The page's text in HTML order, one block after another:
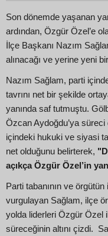
Son dönemde yaşanan
ardından, Özgür Özel’e
İlçe Başkanı Nazım
alınacağı ve yerine yeni
Nazım Sağlam, parti
tavrını net bir şekilde
yanında saf tutmuştu.
Özcan Aydoğdu’ya
içindeki hukuki ve siyasi
net olduğunu belirterek,
açıkça Özgür Özel’in
Parti tabanının ve
vurgulayan Sağlam, ilçe
yolda liderleri Özgür Özel
süreceğinin altını çizdi.